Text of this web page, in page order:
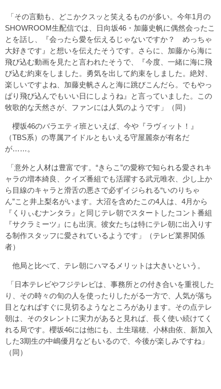
「その言動も、どこかクスッと笑えるものが多い。今年1月の
SHOWROOM生配信では、日向坂46・加藤史帆に偶然会ったこ
とを話し、『会ったら愛を伝えるじゃないですか？ めっちゃ
大好きです』と想いを伝えたそうです。さらに、加藤から海に
飛び込む動画を見たと言われたそうで、『今度、一緒に海に飛
び込む約束をしました。勇気を出して約束をしました。絶対、
楽しいですよね、加藤史帆さんと海に跳びこんだら。でもやっ
ぱり飛び込んでもいい日にしようね』と言っていました。この
牧歌的な天然さが、ファンには人気のようです」（同）
櫻坂46のバラエティ班といえば、今や『ラヴィット！』
（TBS系）の専属アイドルともいえる守屋麗奈が有名だ
が……。
「意外と人材は豊富です。“きらこ”の愛称で知られる愛されキ
ャラの増本綺良、クイズ番組でも活躍する武元唯衣、少し上か
ら目線のキャラと滑舌の悪さで必ずイジられる“いのりちゃ
ん”こと井上梨名がいます。大沼を含めたこの4人は、4月から
『くりぃむナンタラ』と同じテレ朝でスタートしたコント番組
『サクラミーツ』にも出演。彼女たちは特にテレ朝に出入りす
る制作スタッフに愛されているようです」（テレビ業界関係
者）
他局と比べて、テレ朝にハマるメリットは大きいという。
「日本テレビやフジテレビは、事務所との付き合いを重視した
り、その時々の旬の人を使ったりしたがる一方で、人気が落ち
目となればすぐに見切るようなところがあります。その点テレ
朝は、そのタレントに実力があると見れば、長く使い続けてく
れる局です。櫻坂46には他にも、土生瑞穂、小林由依、新加入
した3期生の中嶋優月などもいるので、今後が楽しみですね」
（同）